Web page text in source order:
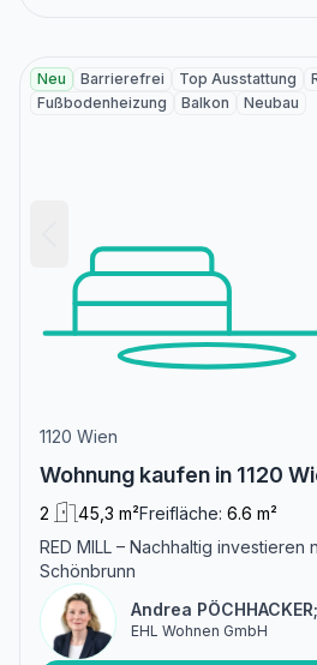
Neu Barrierefrei Top Ausstattung
Fußbodenheizung
Balkon Neubau
1120 Wien
Wohnung kaufen in 1120
2 45,3 m²Freifläche: 6.6 m²
RED MILL – Nachhaltig investieren
Schönbrunn
Andrea
EHL Wohnen GmbH